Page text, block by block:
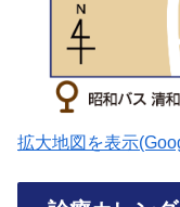
拡大地図を表示